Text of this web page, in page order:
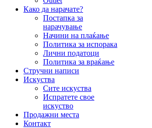
Како да нарачате?
Постапка за
нарачување
Начини на плаќање
Политика за испорака
Лични податоци
Политика за враќање
Стручни написи
Искуства
Сите искуства
Испратете свое
искуство
Продажни места
Контакт